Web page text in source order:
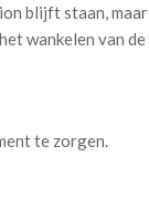
blijft staan, maar
wankelen van de